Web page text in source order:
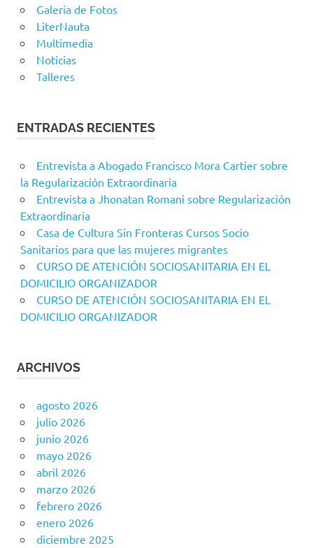
Galeria de Fotos
LiterNauta
Multimedia
Noticias
Talleres
ENTRADAS RECIENTES
Entrevista a Abogado Francisco Mora Cartier sobre
la Regularización Extraordinaria
Entrevista a Jhonatan Romani sobre Regularización
Extraordinaria
Casa de Cultura Sin Fronteras Cursos Socio
Sanitarios para que las mujeres migrantes
CURSO DE ATENCIÓN SOCIOSANITARIA EN EL
DOMICILIO ORGANIZADOR
CURSO DE ATENCIÓN SOCIOSANITARIA EN EL
DOMICILIO ORGANIZADOR
ARCHIVOS
agosto 2026
julio 2026
junio 2026
mayo 2026
abril 2026
marzo 2026
febrero 2026
enero 2026
diciembre 2025